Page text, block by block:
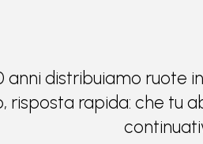
anni distribuiamo ruote
risposta rapida: che tu